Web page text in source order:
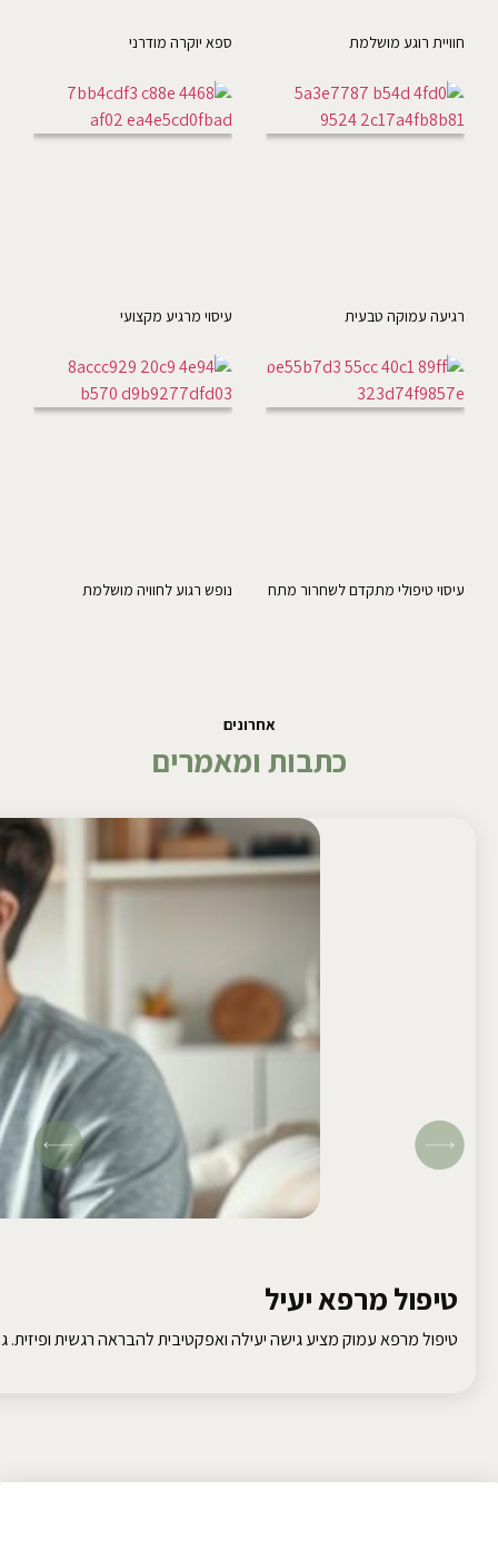
חוויית רוגע מושלמת ספא יוקרה מודרני
רגיעה עמוקה טבעית עיסוי מרגיע מקצועי
עיסוי טיפולי מתקדם לשחרור מתח נופש רגוע לחוויה מושלמת
אחרונים
כתבות ומאמרים
טיפול מרפא יעיל
טיפול מרפא עמוק מציע גישה יעילה ואפקטיבית להבראה רגשית ופיזית.